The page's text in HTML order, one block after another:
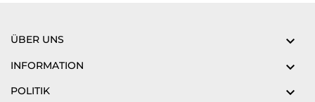
ÜBER UNS 
INFORMATION 
POLITIK 